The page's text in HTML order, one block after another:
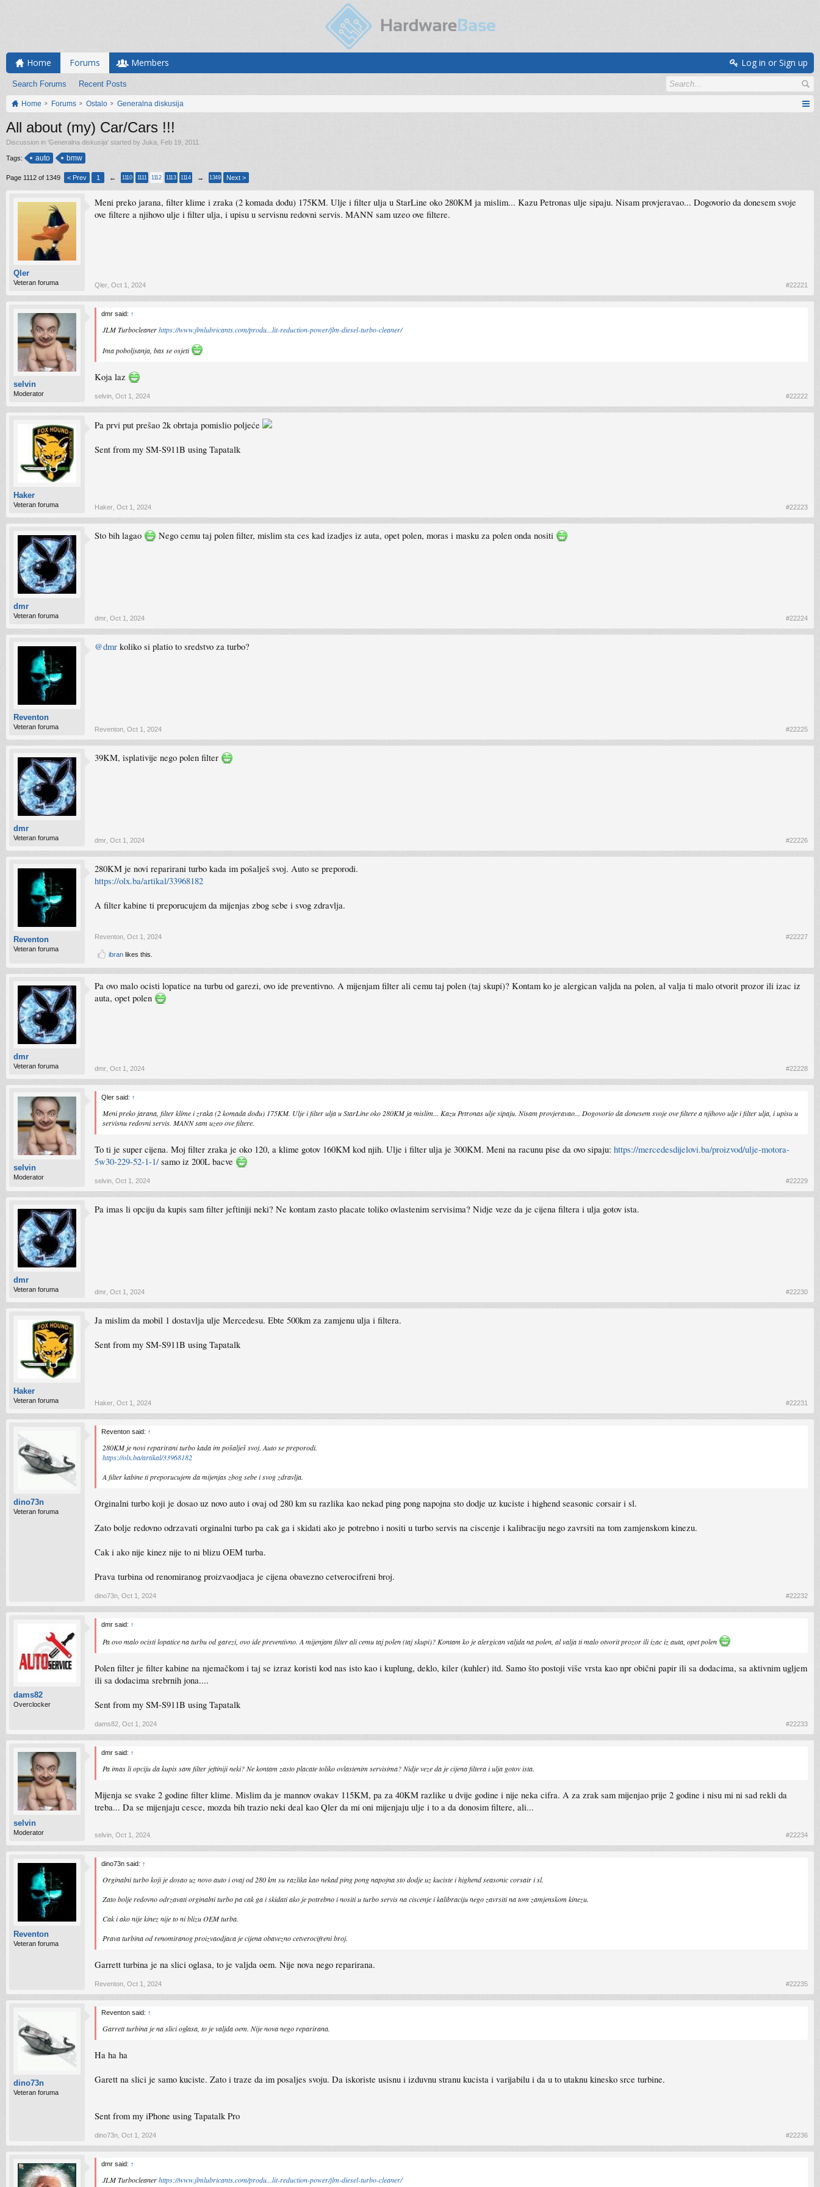
Home Forums
Search Forums Recent Posts
Members Log in or Sign up
Home Forums Ostalo Generalna diskusija
All about (my) Car/Cars !!!
Discussion in 'Generalna diskusija' started by Juka Feb 19, 2011
Tags: auto bmw
Page 1112 of 1349 < Prev 1 ← 1110 1111 1112 1113 1114 → 1349 Next >
Qler
Veteran foruma
Meni preko jarana, filter klime i zraka (2 komada dođu) 175KM. Ulje i filter ulja u StarLine oko 280KM ja mislim... Kazu Petronas ulje sipaju. Nisam provjeravao... Dogovorio da donesem svoje
ove filtere a njihovo ulje i filter ulja, i upisu u servisnu redovni servis. MANN sam uzeo ove filtere.
Qler Oct 1, 2024 #22221
selvin
Moderator
dmr said: ↑
JLM Turbocleanerhttps://www.jlmlubricants.com/produ...lit-reduction-power/jlm-diesel-turbo-cleaner/
Ima poboljsanja, bas se osjeti
Koja laz
selvin Oct 1, 2024 #22222
Haker
Veteran foruma
Pa prvi put prešao 2k obrtaja pomislio poljeće
Sent from my SM-S911B using Tapatalk
Haker Oct 1, 2024 #22223
dmr
Veteran foruma
Sto bih lagao Nego cemu taj polen filter, mislim sta ces kad izadjes iz auta, opet polen, moras i masku za polen onda nositi
dmr Oct 1, 2024 #22224
Reventon
Veteran foruma
@dmr koliko si platio to sredstvo za turbo?
Reventon Oct 1, 2024 #22225
dmr
Veteran foruma
39KM, isplativije nego polen filter
dmr Oct 1, 2024 #22226
Reventon
Veteran foruma
280KM je novi reparirani turbo kada im pošalješ svoj. Auto se preporodi.
https://olx.ba/artikal/33968182
A filter kabine ti preporucujem da mijenjas zbog sebe i svog zdravlja.
Reventon Oct 1, 2024 #22227
ibran likes this.
dmr
Veteran foruma
Pa ovo malo ocisti lopatice na turbu od garezi, ovo ide preventivno. A mijenjam filter ali cemu taj polen (taj skupi)? Kontam ko je alergican valjda na polen, al valja ti malo otvorit prozor ili izac iz
auta, opet polen
dmr Oct 1, 2024 #22228
selvin
Moderator
Qler said: ↑
Meni preko jarana, filter klime i zraka (2 komada dođu) 175KM. Ulje i filter ulja u StarLine oko 280KM ja mislim... Kazu Petronas ulje sipaju. Nisam provjeravao... Dogovorio da donesem svoje ove filtere a njihovo ulje i filter ulja, i upisu u
servisnu redovni servis. MANN sam uzeo ove filtere.
To ti je super cijena. Moj filter zraka je oko 120, a klime gotov 160KM kod njih. Ulje i filter ulja je 300KM. Meni na racunu pise da ovo sipaju: https://mercedesdijelovi.ba/proizvod/ulje-motora-
5w30-229-52-1-1/ samo iz 200L bacve
selvin Oct 1, 2024 #22229
dmr
Veteran foruma
Pa imas li opciju da kupis sam filter jeftiniji neki? Ne kontam zasto placate toliko ovlastenim servisima? Nidje veze da je cijena filtera i ulja gotov ista.
dmr Oct 1, 2024 #22230
Haker
Veteran foruma
Ja mislim da mobil 1 dostavlja ulje Mercedesu. Ebte 500km za zamjenu ulja i filtera.
Sent from my SM-S911B using Tapatalk
Haker Oct 1, 2024 #22231
dino73n
Veteran foruma
Reventon said: ↑
280KM je novi reparirani turbo kada im pošalješ svoj. Auto se preporodi.
https://olx.ba/artikal/33968182
A filter kabine ti preporucujem da mijenjas zbog sebe i svog zdravlja.
Orginalni turbo koji je dosao uz novo auto i ovaj od 280 km su razlika kao nekad ping pong napojna sto dodje uz kuciste i highend seasonic corsair i sl.
Zato bolje redovno odrzavati orginalni turbo pa cak ga i skidati ako je potrebno i nositi u turbo servis na ciscenje i kalibraciju nego zavrsiti na tom zamjenskom kinezu.
Cak i ako nije kinez nije to ni blizu OEM turba.
Prava turbina od renomiranog proizvaodjaca je cijena obavezno cetverocifreni broj.
dino73n Oct 1, 2024 #22232
dams82
Overclocker
dmr said: ↑
Pa ovo malo ocisti lopatice na turbu od garezi, ovo ide preventivno. A mijenjam filter ali cemu taj polen (taj skupi)? Kontam ko je alergican valjda na polen, al valja ti malo otvorit prozor ili izac iz auta, opet polen
Polen filter je filter kabine na njemačkom i taj se izraz koristi kod nas isto kao i kuplung, deklo, kiler (kuhler) itd. Samo što postoji više vrsta kao npr obični papir ili sa dodacima, sa aktivnim ugljem
ili sa dodacima srebrnih jona....
Sent from my SM-S911B using Tapatalk
dams82 Oct 1, 2024 #22233
selvin
Moderator
dmr said: ↑
Pa imas li opciju da kupis sam filter jeftiniji neki? Ne kontam zasto placate toliko ovlastenim servisima? Nidje veze da je cijena filtera i ulja gotov ista.
Mijenja se svake 2 godine filter klime. Mislim da je mannov ovakav 115KM, pa za 40KM razlike u dvije godine i nije neka cifra. A za zrak sam mijenjao prije 2 godine i nisu mi ni sad rekli da
treba... Da se mijenjaju cesce, mozda bih trazio neki deal kao Qler da mi oni mijenjaju ulje i to a da donosim filtere, ali...
selvin Oct 1, 2024 #22234
Reventon
Veteran foruma
dino73n said: ↑
Orginalni turbo koji je dosao uz novo auto i ovaj od 280 km su razlika kao nekad ping pong napojna sto dodje uz kuciste i highend seasonic corsair i sl.
Zato bolje redovno odrzavati orginalni turbo pa cak ga i skidati ako je potrebno i nositi u turbo servis na ciscenje i kalibraciju nego zavrsiti na tom zamjenskom kinezu.
Cak i ako nije kinez nije to ni blizu OEM turba.
Prava turbina od renomiranog proizvaodjaca je cijena obavezno cetverocifreni broj.
Garrett turbina je na slici oglasa, to je valjda oem. Nije nova nego reparirana.
Reventon Oct 1, 2024 #22235
dino73n
Veteran foruma
Reventon said: ↑
Garrett turbina je na slici oglasa, to je valjda oem. Nije nova nego reparirana.
Ha ha ha
Garett na slici je samo kuciste. Zato i traze da im posaljes svoju. Da iskoriste usisnu i izduvnu stranu kucista i varijabilu i da u to utaknu kinesko srce turbine.
Sent from my iPhone using Tapatalk Pro
dino73n Oct 1, 2024 #22236
dmr said: ↑
JLM Turbocleanerhttps://www.jlmlubricants.com/produ...lit-reduction-power/jlm-diesel-turbo-cleaner/